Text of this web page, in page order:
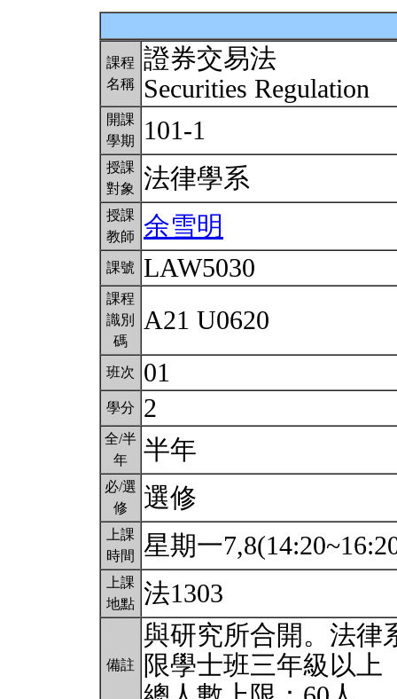
課程
名稱
證券交易法
Securities Regulation
開課
學期
101-1
授課
對象
法律學系
授課
教師
余雪明
課號 LAW5030
課程
識別
碼
A21 U0620
班次 01
學分 2
全/半
年
半年
必/選
修
選修
上課
時間
星期一
上課
地點 法1303
備註
與研究所合開。法律
限學士班三年級以上